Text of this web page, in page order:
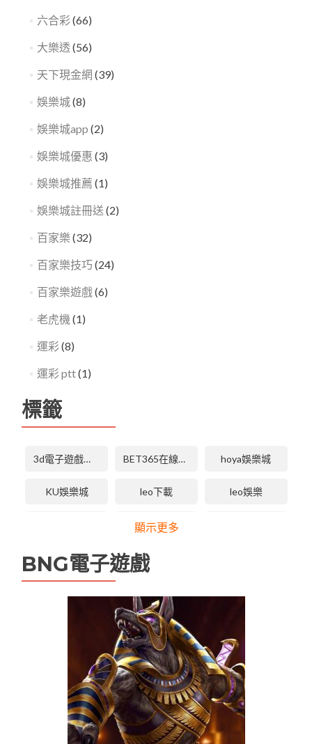
六合彩(66)
大樂透 (56)
天下現金網 (39)
娛樂城(8)
娛樂城app (2)
娛樂城優惠 (3)
娛樂城推薦 (1)
娛樂城註冊送 (2)
百家樂 (32)
百家樂技巧(24)
百家樂遊戲(6)
老虎機 (1)
運彩(8)
運彩 ptt(1)
標籤
3d電子遊戲技巧 BET365在線體育投注 hoya娛樂城
KU娛樂城 leo下載 leo娛樂
leo娛樂城維修 tha 3d電子
USDT娛樂城
九州娛樂leo
九州娛樂城 九州現金版 優塔娛樂城
優塔娛樂城無法登入 天下現金網 娛樂城
顯示更多
BNG電子遊戲